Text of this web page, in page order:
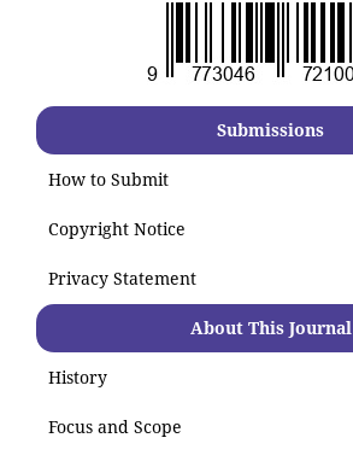
Submissions
How to Submit
Copyright Notice
Privacy Statement
About This Journal
History
Focus and Scope